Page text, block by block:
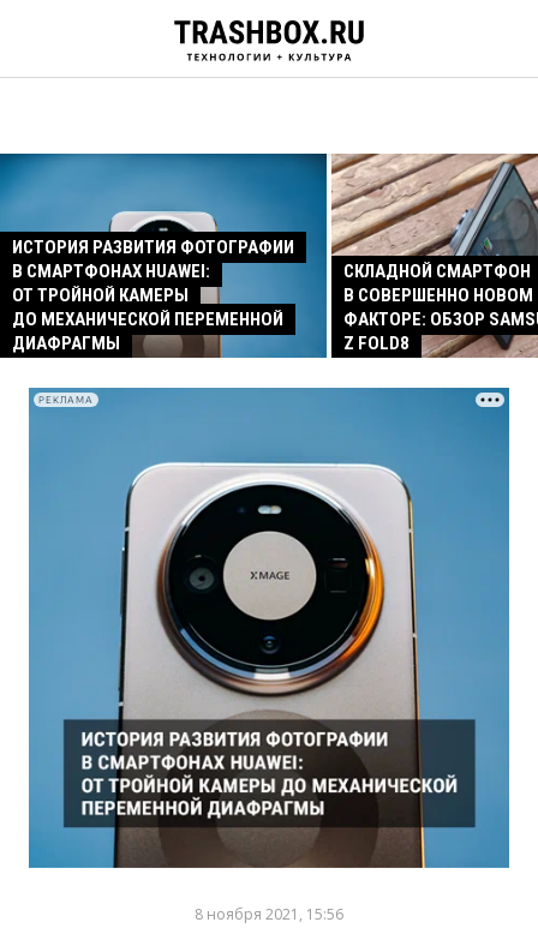
ИСТОРИЯ РАЗВИТИЯ ФОТОГРАФИИ
В СМАРТФОНАХ HUAWEI:
ОТ ТРОЙНОЙ КАМЕРЫ
ДО МЕХАНИЧЕСКОЙ ПЕРЕМЕННОЙ
ДИАФРАГМЫ
СКЛАДНОЙ СМАРТФОН
В СОВЕРШЕННО
ФАКТОРЕ: ОБЗОР
Z FOLD8
РЕКЛАМА
8 ноября 2021, 15:56